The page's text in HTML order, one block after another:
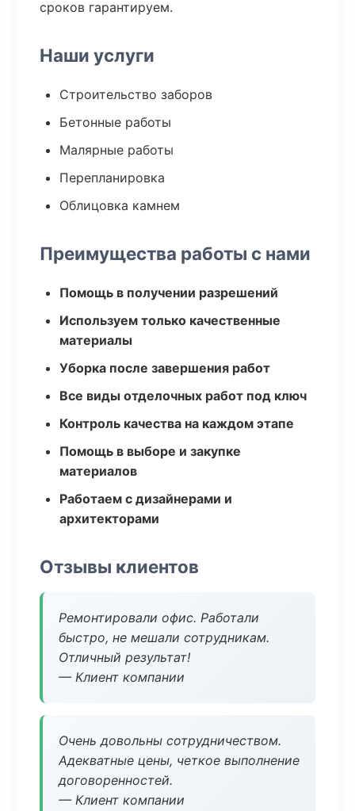
сроков гарантируем.
Наши услуги
Строительство заборов
Бетонные работы
Малярные работы
Перепланировка
Облицовка камнем
Преимущества работы с нами
Помощь в получении разрешений
Используем только качественные
материалы
Уборка после завершения работ
Все виды отделочных работ под ключ
Контроль качества на каждом этапе
Помощь в выборе и закупке
материалов
Работаем с дизайнерами и
архитекторами
Отзывы клиентов
Ремонтировали офис. Работали
быстро, не мешали сотрудникам.
Отличный результат!
— Клиент компании
Очень довольны сотрудничеством.
Адекватные цены, четкое выполнение
договоренностей.
— Клиент компании